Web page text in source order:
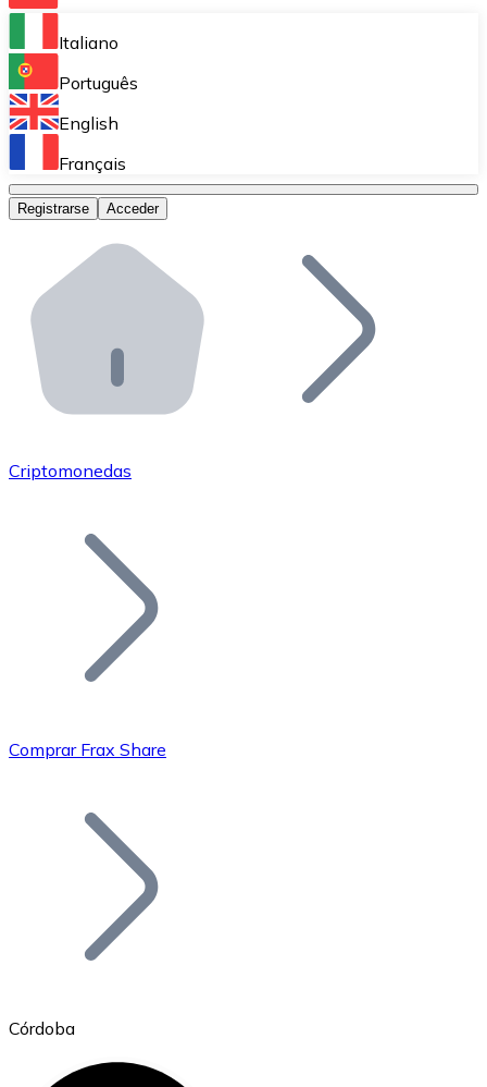
Bitnovo Ramp
Integra nuestra solución en tu plataforma.
Bitnovo Giftcards
Bitnovo OTC
Bitnovo ATM
Integra un ATM Bitnovo en tu negocio y permite que
Bitnovo API
Integra nuestra API en tu ecosistema.
Únete a nuestra red de distribuidores.
Añade tu proyecto a nuestro ecosistema.
Bitcoin
Italiano
Português
English
Français
Registrarse Acceder
Criptomonedas
Comprar Frax Share
Córdoba